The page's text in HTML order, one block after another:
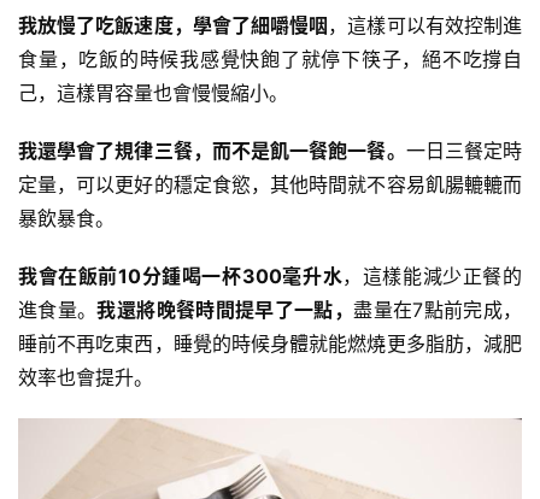
我放慢了吃飯速度，學會了細嚼慢咽 ，這樣可以有效控制進
食量，吃飯的時候我感覺快飽了就停下筷子，絕不吃撐自
己，這樣胃容量也會慢慢縮小。
我還學會了規律三餐，而不是飢一餐飽一餐。 一日三餐定時
定量，可以更好的穩定食慾，其他時間就不容易飢腸轆轆而
暴飲暴食。
我會在飯前10分鍾喝一杯300毫升水，這樣能減少正餐的
進食量。我還將晚餐時間提早了一點，盡量在7點前完成，
睡前不再吃東西，睡覺的時候身體就能燃燒更多脂肪，減肥
效率也會提升。